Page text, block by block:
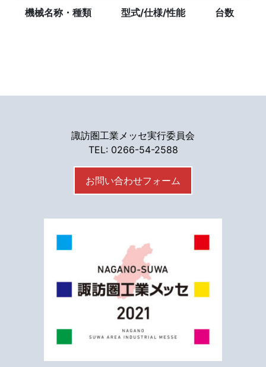
機械名称・種類 型式/仕様/性能 台数
諏訪圏工業メッセ実行委員会
TEL: 0266-54-2588
お問い合わせフォーム